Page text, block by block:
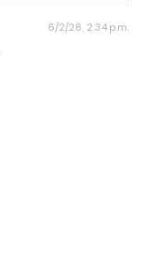
6/2/26, 2:34 p.m.